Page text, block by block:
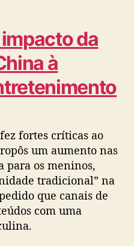
da
à
fortes críticas ao
um aumento nas
para os meninos,
tradicional” na
que canais de
com uma